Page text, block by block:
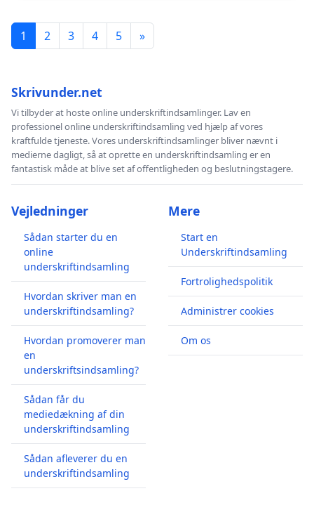
1 2 3 4 5 »
Skrivunder.net
Vi tilbyder at hoste online underskriftindsamlinger. Lav en
professionel online underskriftindsamling ved hjælp af vores
kraftfulde tjeneste. Vores underskriftindsamlinger bliver nævnt i
medierne dagligt, så at oprette en underskriftindsamling er en
fantastisk måde at blive set af offentligheden og beslutningstagere.
Vejledninger
Sådan starter du en
online
underskriftindsamling
Hvordan skriver man en
underskriftindsamling?
Hvordan promoverer man
en
underskriftsindsamling?
Sådan får du
mediedækning af din
underskriftindsamling
Sådan afleverer du en
underskriftindsamling
Mere
Start en
Underskriftindsamling
Fortrolighedspolitik
Administrer cookies
Om os